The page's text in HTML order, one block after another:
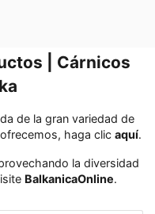
| Cárnicos
de la gran variedad de
haga clic aquí․
la diversidad
BalkanicaOnline․